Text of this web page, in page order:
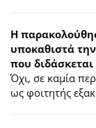
Η
υποκαθιστά
που
Όχι, σε καμία
ως φοιτητής